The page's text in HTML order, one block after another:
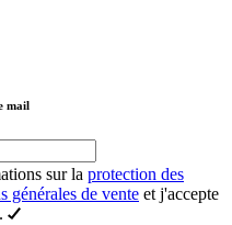
mail
sur la protection des
générales de vente et j'accepte